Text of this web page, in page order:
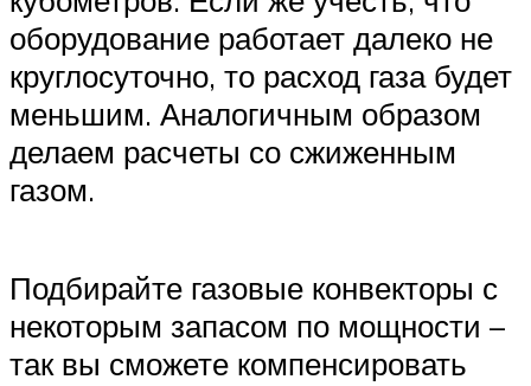
оборудование работает далеко не
круглосуточно, то расход газа будет
меньшим. Аналогичным образом
делаем расчеты со сжиженным
газом.
Подбирайте газовые конвекторы с
некоторым запасом по мощности –
так вы сможете компенсировать